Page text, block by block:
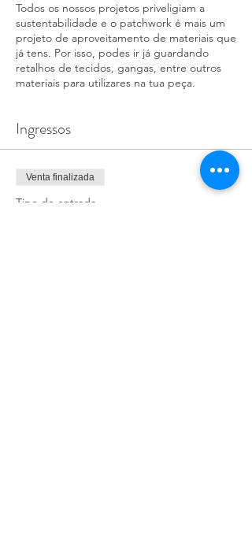
Todos os nossos projetos priveligiam a
sustentabilidade e o patchwork é mais um
projeto de aproveitamento de materiais que
já tens. Por isso, podes ir já guardando
retalhos de tecidos, gangas, entre outros
materiais para utilizares na tua peça.
Ingressos
Venta finalizada
Tipo de entrada